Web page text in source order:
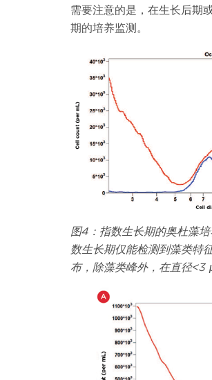
需要注意的是，在生长后期
期的培养监测。
图4 ：指数生长期的奥杜藻
数生长期仅能检测到藻类特
布，除藻类峰外，在直径<3